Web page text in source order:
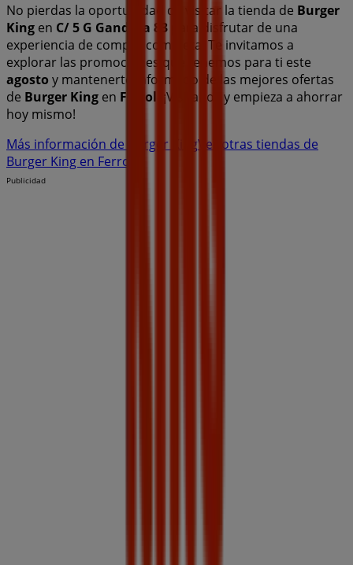
No pierdas la oportunidad de visitar la tienda de Burger
King en C/ 5 G Gandara 83 para disfrutar de una
experiencia de compra completa. Te invitamos a
explorar las promociones que tenemos para ti este
agosto y mantenerte informado de las mejores ofertas
de Burger King en Ferrol . ¡Visítanos y empieza a ahorrar
hoy mismo!
Más información de Burger KingVer otras tiendas de
Burger King en Ferrol
Publicidad